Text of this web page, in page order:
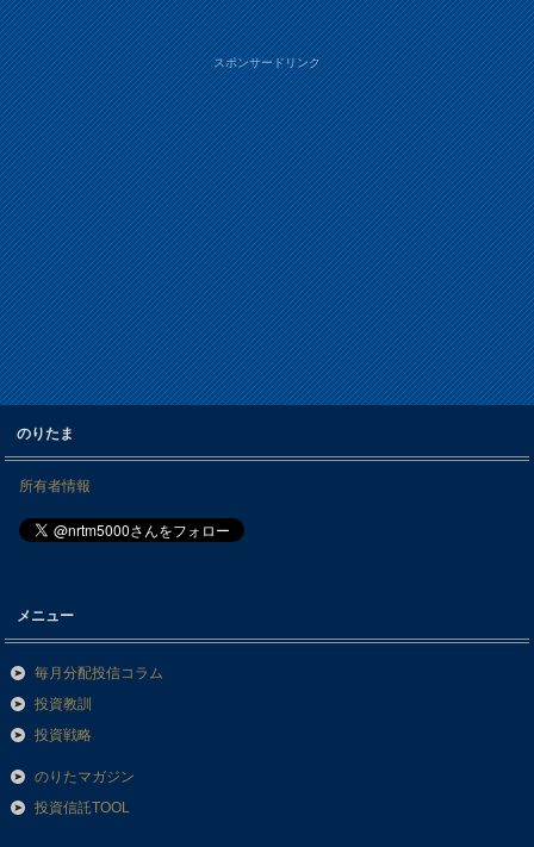
スポンサードリンク
のりたま
所有者情報
メニュー
毎月分配投信コラム
投資教訓
投資戦略
のりたマガジン
投資信託TOOL